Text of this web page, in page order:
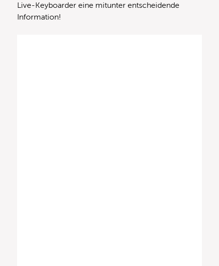
Live-Keyboarder eine mitunter entscheidende
Information!